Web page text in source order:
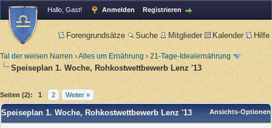
Hallo, Gast! Anmelden Registrieren
Forengrundsätze Suche Mitglieder Kalender Hilfe
Tal der weisen Narren ›Alles um Ernährung › 21-Tage-Idealernährung
Speiseplan 1. Woche, Rohkostwettbewerb Lenz '13
Seiten (2): 1 2 Weiter »
Ansichts-Optionen
Speiseplan 1. Woche, Rohkostwettbewerb Lenz '13